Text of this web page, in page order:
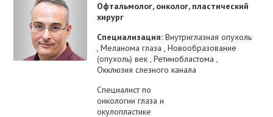
Офтальмолог, онколог, пластический
хирург
Специализация:Внутриглазная опухоль
, Меланома глаза , Новообразование
(опухоль) век , Ретинобластома ,
Окклюзия слезного канала
Специалист по
онкологии глаза и
окулопластике